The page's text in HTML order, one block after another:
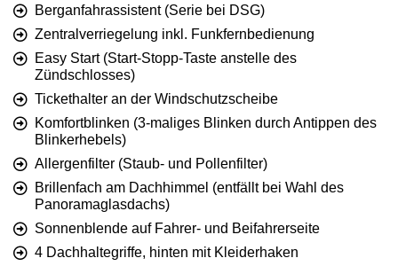
Berganfahrassistent (Serie bei DSG)
Zentralverriegelung inkl. Funkfernbedienung
Easy Start (Start-Stopp-Taste anstelle des
Zündschlosses)
Tickethalter an der Windschutzscheibe
Komfortblinken (3-maliges Blinken durch Antippen des
Blinkerhebels)
Allergenfilter (Staub- und Pollenfilter)
Brillenfach am Dachhimmel (entfällt bei Wahl des
Panoramaglasdachs)
Sonnenblende auf Fahrer- und Beifahrerseite
4 Dachhaltegriffe, hinten mit Kleiderhaken